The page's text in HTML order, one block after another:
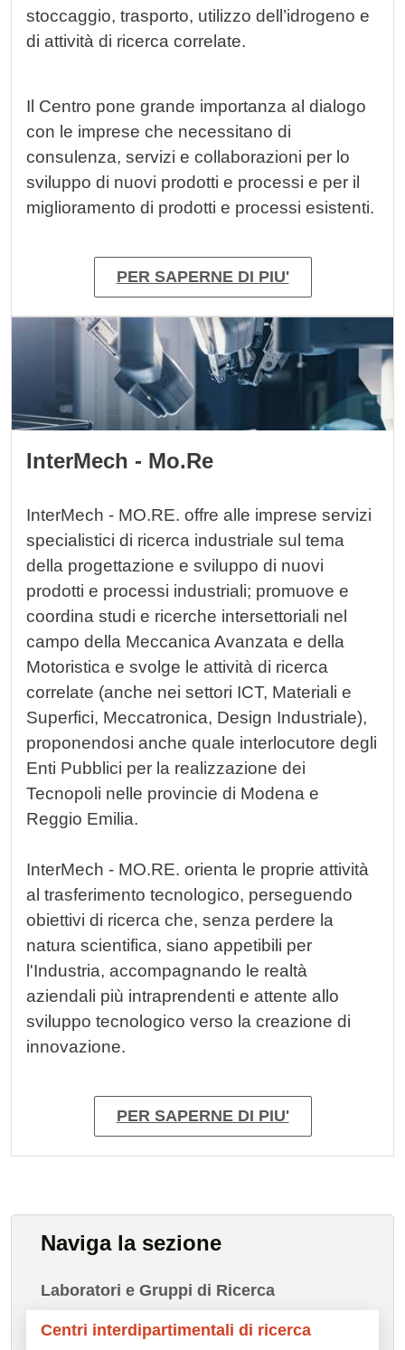
stoccaggio, trasporto, utilizzo dell’idrogeno e
di attività di ricerca correlate.
Il Centro pone grande importanza al dialogo
con le imprese che necessitano di
consulenza, servizi e collaborazioni per lo
sviluppo di nuovi prodotti e processi e per il
miglioramento di prodotti e processi esistenti.
PER SAPERNE DI PIU'
Immagine
InterMech - Mo.Re
InterMech - MO.RE. offre alle imprese servizi
specialistici di ricerca industriale sul tema
della progettazione e sviluppo di nuovi
prodotti e processi industriali; promuove e
coordina studi e ricerche intersettoriali nel
campo della Meccanica Avanzata e della
Motoristica e svolge le attività di ricerca
correlate (anche nei settori ICT, Materiali e
Superfici, Meccatronica, Design Industriale),
proponendosi anche quale interlocutore degli
Enti Pubblici per la realizzazione dei
Tecnopoli nelle provincie di Modena e
Reggio Emilia.
InterMech - MO.RE. orienta le proprie attività
al trasferimento tecnologico, perseguendo
obiettivi di ricerca che, senza perdere la
natura scientifica, siano appetibili per
l'Industria, accompagnando le realtà
aziendali più intraprendenti e attente allo
sviluppo tecnologico verso la creazione di
innovazione.
PER SAPERNE DI PIU'
Naviga la sezione
Laboratori e Gruppi di Ricerca
Centri interdipartimentali di ricerca